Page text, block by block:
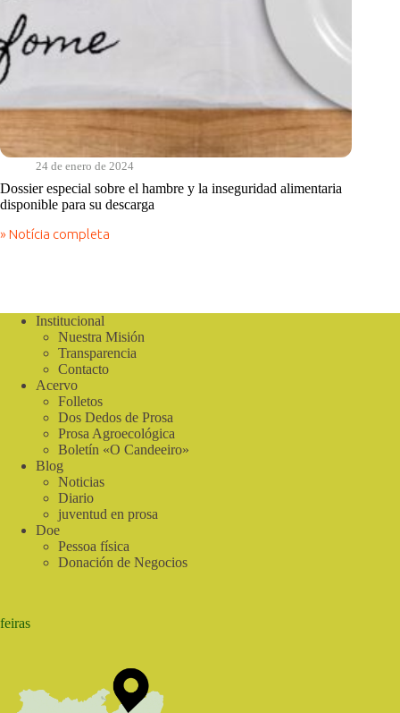
24 de enero de 2024
Dossier especial sobre el hambre y la inseguridad alimentaria
disponible para su descarga
» Notícia completa
Dossier
y
inseguridad
alimentaria
disponible
para
descarga
Institucional
Nuestra Misión
Transparencia
Contacto
Acervo
Folletos
Dos Dedos de Prosa
Prosa Agroecológica
Boletín «O Candeeiro»
Blog
Noticias
Diario
juventud en prosa
Doe
Pessoa física
Donación de Negocios
feiras